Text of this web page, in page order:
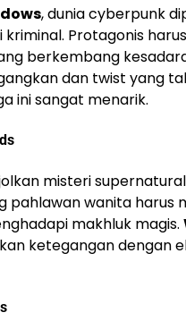
, dunia cyberpunk
Protagonis harus
berkembang
dan twist yang
ini sangat menarik.
misteri
pahlawan wanita harus
makhluk magis.
ketegangan dengan